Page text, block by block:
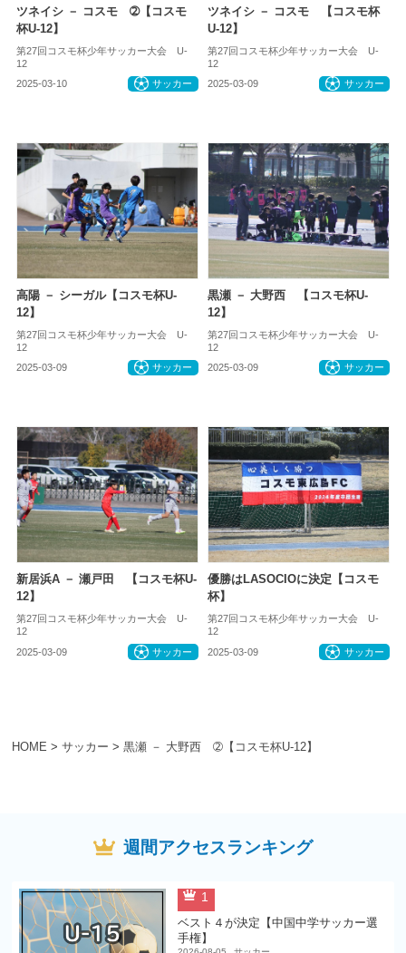
HOME > サッカー > 黒瀬 － 大野西 ➁【コスモ杯U-12】
ツネイシ － コスモ ➁【コスモ
杯U-12】
第27回コスモ杯少年サッカー大会 U-
12
2025-03-10
サッカー
ツネイシ － コスモ 【コスモ杯
U-12】
第27回コスモ杯少年サッカー大会 U-
12
2025-03-09
サッカー
高陽 － シーガル【コスモ杯U-
12】
第27回コスモ杯少年サッカー大会 U-
12
2025-03-09
サッカー
黒瀬 － 大野西 【コスモ杯U-
12】
第27回コスモ杯少年サッカー大会 U-
12
2025-03-09
サッカー
新居浜A － 瀬戸田 【コスモ杯U-
12】
第27回コスモ杯少年サッカー大会 U-
12
2025-03-09
サッカー
優勝はLASOCIOに決定【コスモ
杯】
第27回コスモ杯少年サッカー大会 U-
12
2025-03-09
サッカー
週間アクセスランキング
1
ベスト４が決定【中国中学サッカー選
手権】